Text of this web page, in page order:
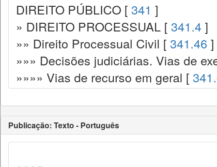
DIREITO PÚBLICO [ 341 ]
» DIREITO PROCESSUAL [ 341.4 ]
»» Direito Processual Civil [ 341.46 ]
»»» Decisões judiciárias. Vias de
»»»» Vias de recurso em geral [
Publicação: Texto - Português